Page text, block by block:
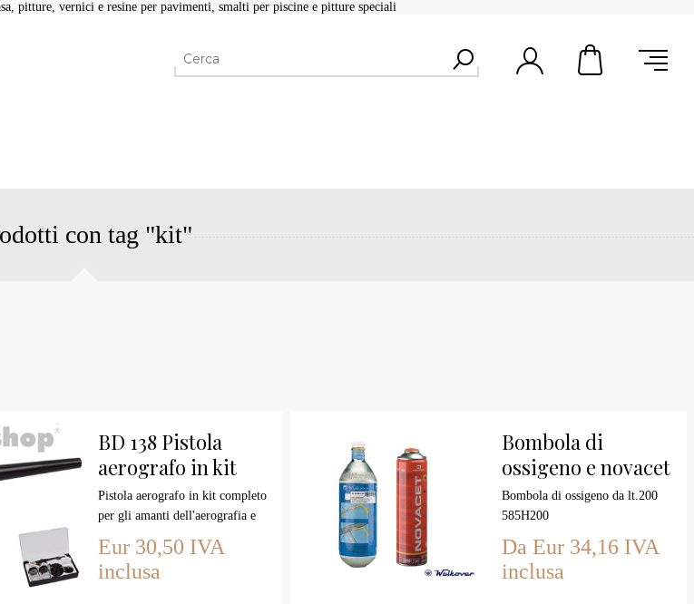
pitture, vernici e resine per pavimenti, smalti per piscine e pitture speciali
con tag "kit"
BD 138 Pistola
aerografo in kit
FENGDA
Pistola aerografo in kit completo
per gli amanti dell'aerografia e
a qualsiasi compressore tramite
la vite di raccordo.
Eur 30,50 IVA
inclusa
Bombola di
ossigeno e novacet
per kit 585H200
(06-23)
Bombola di ossigeno da lt.200
585H200
Da Eur 34,16 IVA
inclusa